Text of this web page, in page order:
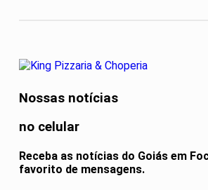
Nossas notícias
no celular
Receba as notícias do Goiás em
favorito de mensagens.